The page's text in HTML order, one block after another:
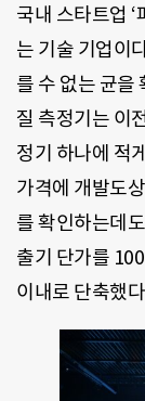
국내 스타트업
는 기술 기업이
를 수 없는 균을
질 측정기는 이
정기 하나에 적
가격에 개발도
를 확인하는데
출기 단가를
이내로 단축했